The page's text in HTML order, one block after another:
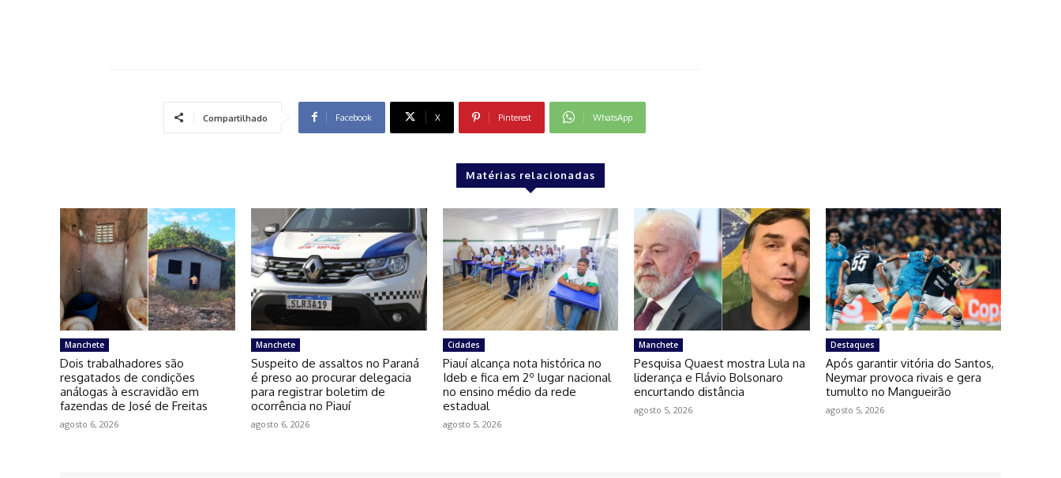
Compartilhado Facebook X Pinterest WhatsApp
Matérias relacionadas
Manchete
Dois trabalhadores são
resgatados de condições
análogas à escravidão em
fazendas de José de Freitas
agosto 6, 2026
Manchete
Suspeito de assaltos no Paraná
é preso ao procurar delegacia
para registrar boletim de
ocorrência no Piauí
agosto 6, 2026
Cidades
Piauí alcança nota histórica no
Ideb e fica em 2º lugar nacional
no ensino médio da rede
estadual
agosto 5, 2026
Manchete
Pesquisa Quaest mostra Lula na
liderança e Flávio Bolsonaro
encurtando distância
agosto 5, 2026
Destaques
Após garantir vitória do Santos,
Neymar provoca rivais e gera
tumulto no Mangueirão
agosto 5, 2026